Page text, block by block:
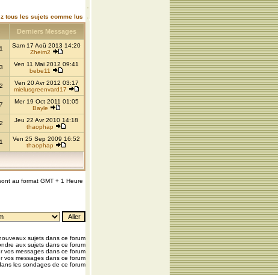
tous les sujets comme lus
Derniers Messages
Sam 17 Aoû 2013 14:20
Zheim2
Ven 11 Mai 2012 09:41
bebe11
Ven 20 Avr 2012 03:17
mielusgreenvard17
Mer 19 Oct 2011 01:05
Bayle
Jeu 22 Avr 2010 14:18
thaophap
Ven 25 Sep 2009 16:52
thaophap
au format GMT + 1 Heure
sujets dans ce forum
aux sujets dans ce forum
vos messages dans ce forum
vos messages dans ce forum
les sondages de ce forum